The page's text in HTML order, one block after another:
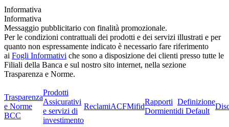
Informativa
Informativa
Messaggio pubblicitario con finalità promozionale.
Per le condizioni contrattuali dei prodotti e dei servizi illustrati e per
quanto non espressamente indicato è necessario fare riferimento
ai Fogli Informativi che sono a disposizione dei clienti presso tutte le
Filiali della Banca e sul nostro sito internet, nella sezione
Trasparenza e Norme.
Trasparenza
e Norme
BCC
Prodotti
Assicurativi
e servizi di
investimento
ReclamiACFMifid
Rapporti
Dormienti
Definizione
di Default